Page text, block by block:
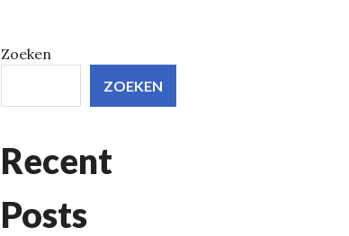
Zoeken
ZOEKEN
Recent
Posts